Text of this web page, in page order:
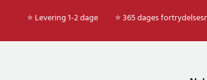
⭐ Levering 1-2 dage ⭐ 365 dages